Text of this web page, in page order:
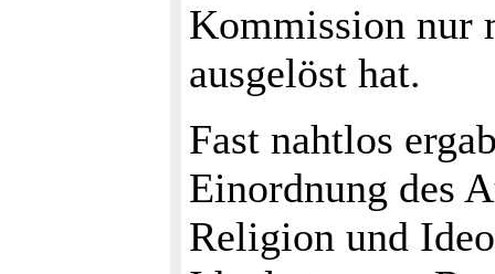
Kommission nur
ausgelöst hat.
Fast nahtlos
Einordnung des
Religion und